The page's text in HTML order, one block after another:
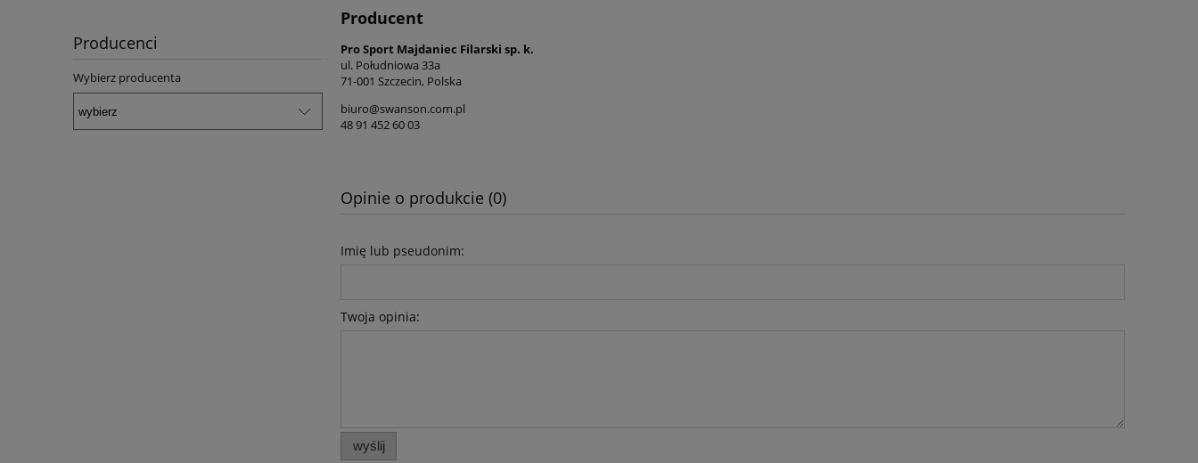
Producenci
Wybierz producenta
Producent
Pro Sport Majdaniec Filarski sp. k.
ul. Południowa 33a
71-001 Szczecin, Polska
biuro@swanson.com.pl
48 91 452 60 03
Opinie o produkcie (0)
Imię lub pseudonim:
Twoja opinia:
wyślij